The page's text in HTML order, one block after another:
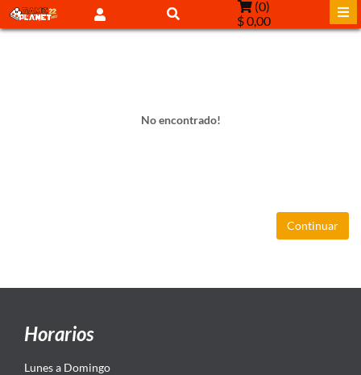
(0)
$ 0,00
No encontrado!
Continuar
Horarios
Lunes a Domingo